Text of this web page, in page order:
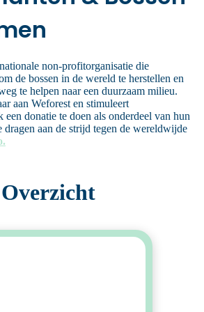
non-profitorganisatie die
de bossen in de wereld te herstellen en
te helpen naar een duurzaam milieu.
aan Weforest en stimuleert
een donatie te doen als onderdeel van hun
dragen aan de strijd tegen de wereldwijde
Overzicht